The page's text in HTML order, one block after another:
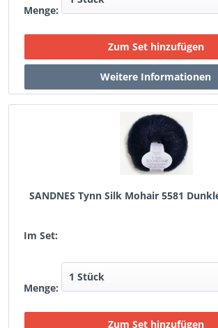
Menge:
SANDNES Tynn Silk Mohair 5581
Im Set:
Menge: